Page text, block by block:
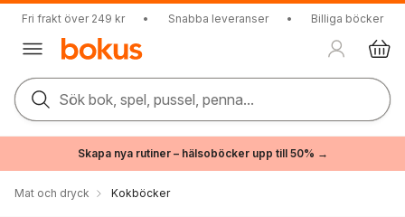
Fri frakt över 249 kr • Snabba leveranser • Billiga böcker
Sök bok, spel, pussel, penna...
Skapa nya rutiner – hälsoböcker upp till 50% →
Mat och dryck Kokböcker